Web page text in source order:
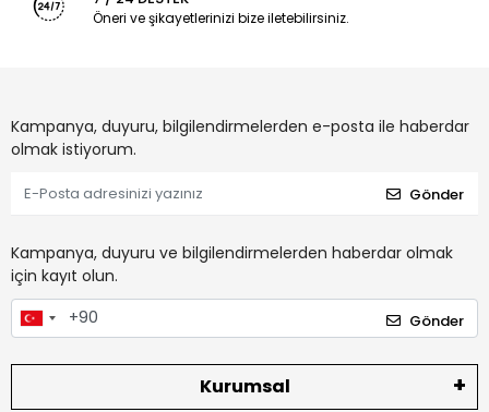
Öneri ve şikayetlerinizi bize iletebilirsiniz.
Kampanya, duyuru, bilgilendirmelerden e-posta ile haberdar
olmak istiyorum.
Gönder
Kampanya, duyuru ve bilgilendirmelerden haberdar olmak
için kayıt olun.
Gönder
Kurumsal